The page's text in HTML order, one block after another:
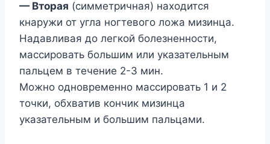
— Вторая (симметричная) находится
кнаружи от угла ногтевого ложа мизинца.
Надавливая до легкой болезненности,
массировать большим или указательным
пальцем в течение 2-3 мин.
Можно одновременно массировать 1 и 2
точки, обхватив кончик мизинца
указательным и большим пальцами.